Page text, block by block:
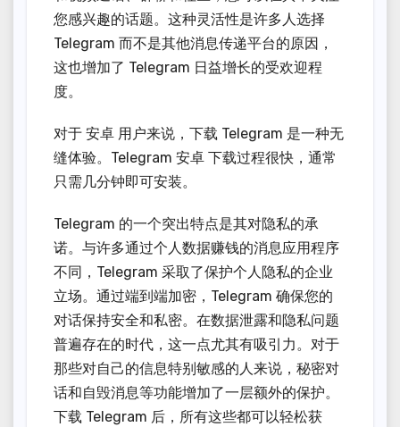
您感兴趣的话题。这种灵活性是许多人选择
Telegram 而不是其他消息传递平台的原因，
这也增加了 Telegram 日益增长的受欢迎程
度。
对于 安卓 用户来说，下载 Telegram 是一种无
缝体验。Telegram 安卓 下载过程很快，通常
只需几分钟即可安装。
Telegram 的一个突出特点是其对隐私的承
诺。与许多通过个人数据赚钱的消息应用程序
不同，Telegram 采取了保护个人隐私的企业
立场。通过端到端加密，Telegram 确保您的
对话保持安全和私密。在数据泄露和隐私问题
普遍存在的时代，这一点尤其有吸引力。对于
那些对自己的信息特别敏感的人来说，秘密对
话和自毁消息等功能增加了一层额外的保护。
下载 Telegram 后，所有这些都可以轻松获